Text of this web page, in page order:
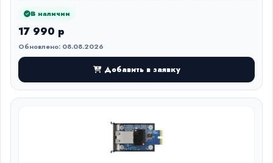
В наличии
17 990 р
Обновлено: 08.08.2026
Добавить в заявку